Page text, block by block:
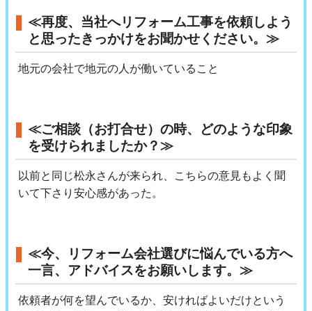
≪再度、当社へリフォーム工事を依頼しよう
と思ったきっかけをお聞かせください。≫
地元の会社で地元の人が働いていること
≪ご相談（お打合せ）の時、どのような印象
を受けられましたか？≫
以前と同じ松永さんが来られ、こちらの意見もよく聞
いて下さり安心感があった。
≪今、リフォーム会社選びに悩んでいる方へ
一言、アドバイスをお願いします。≫
依頼者が何を望んでいるか、安ければよいだけという